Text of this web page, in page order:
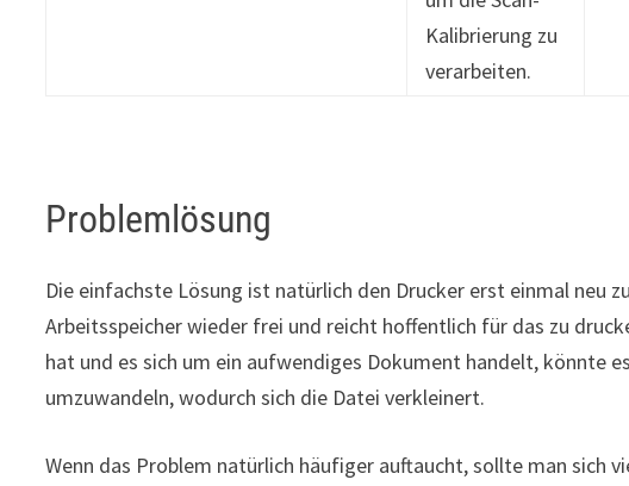
Kalibrierung zu
verarbeiten.
Problemlösung
Die einfachste Lösung ist natürlich den Drucker erst einmal neu
Arbeitsspeicher wieder frei und reicht hoffentlich für das zu
hat und es sich um ein aufwendiges Dokument handelt, könnte
umzuwandeln, wodurch sich die Datei verkleinert.
Wenn das Problem natürlich häufiger auftaucht, sollte man sich